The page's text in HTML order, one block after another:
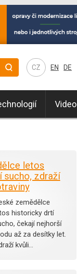
CZ EN DE
Video
letos
zdraží
zemědělce
historicky drtí
čekají nejhorší
až za desítky let.
kvůli…